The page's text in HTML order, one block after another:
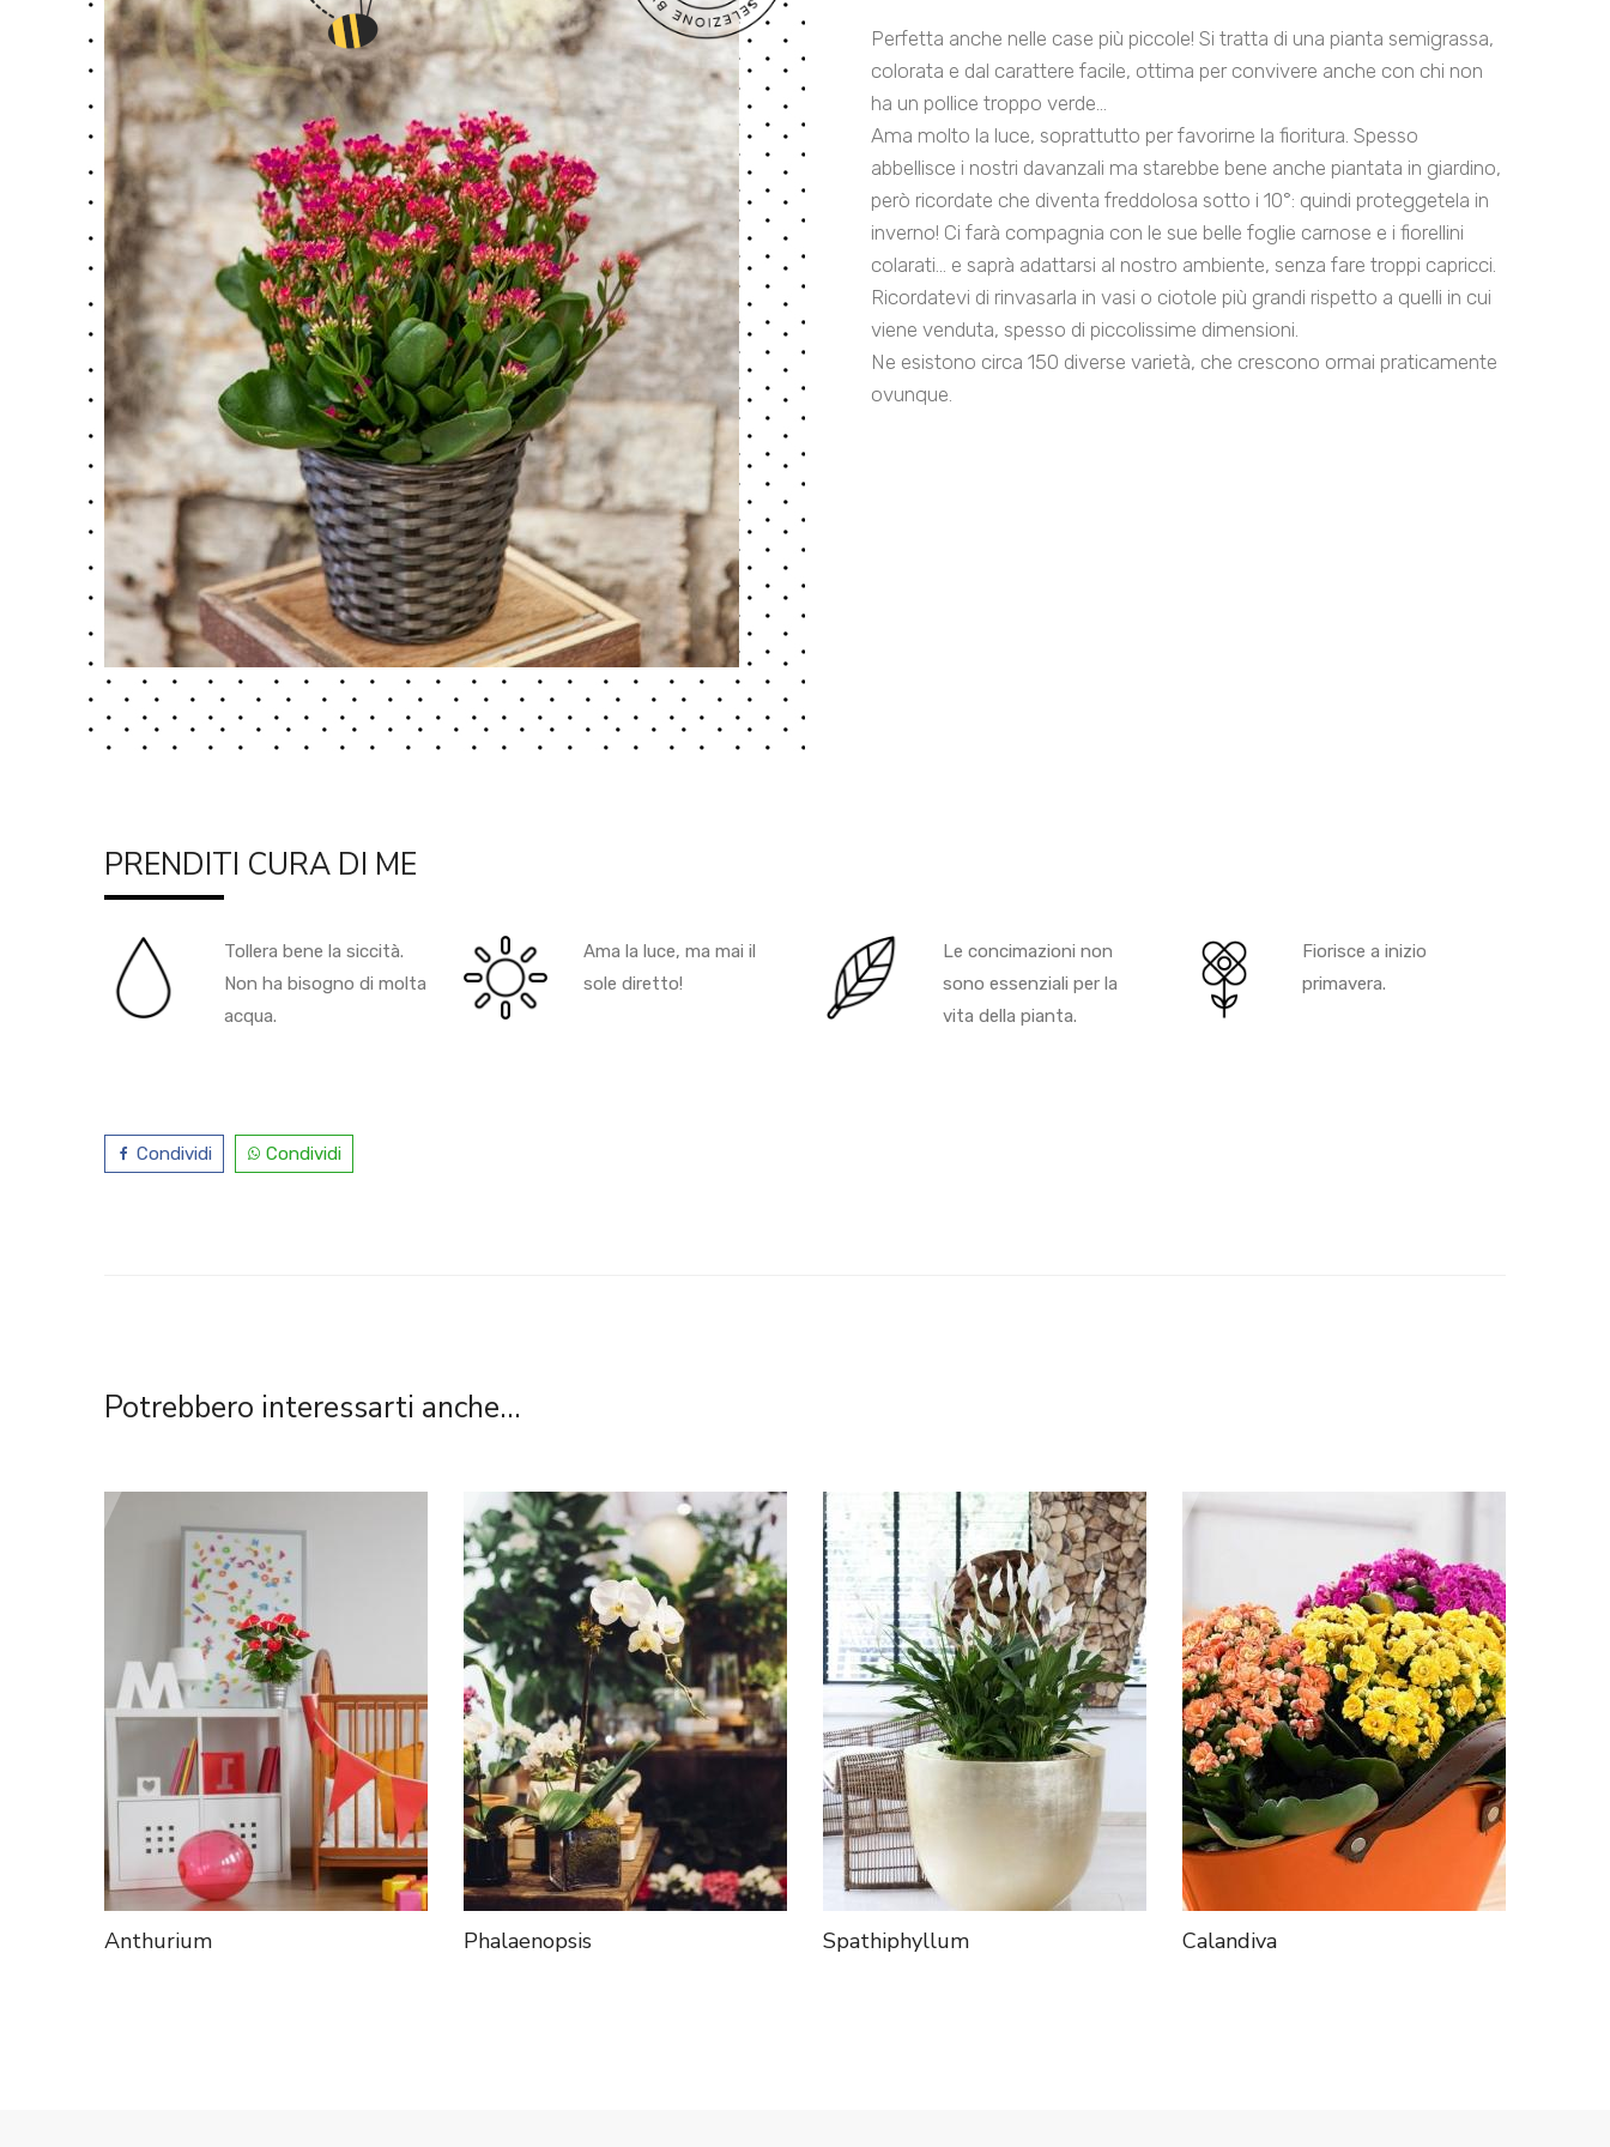
Perfetta anche nelle case più piccole! Si tratta di una pianta semigrassa,
colorata e dal carattere facile, ottima per convivere anche con chi non
ha un pollice troppo verde...
Ama molto la luce, soprattutto per favorirne la fioritura. Spesso
abbellisce i nostri davanzali ma starebbe bene anche piantata in giardino,
però ricordate che diventa freddolosa sotto i 10°: quindi proteggetela in
inverno! Ci farà compagnia con le sue belle foglie carnose e i fiorellini
colarati... e saprà adattarsi al nostro ambiente, senza fare troppi capricci.
Ricordatevi di rinvasarla in vasi o ciotole più grandi rispetto a quelli in cui
viene venduta, spesso di piccolissime dimensioni.
Ne esistono circa 150 diverse varietà, che crescono ormai praticamente
ovunque.
PRENDITI CURA DI ME
Tollera bene la siccità.
Non ha bisogno di molta
acqua.
Ama la luce, ma mai il
sole diretto!
Le concimazioni non
sono essenziali per la
vita della pianta.
Fiorisce a inizio
primavera.
Condividi Condividi
Potrebbero interessarti anche...
Anthurium Phalaenopsis Spathiphyllum Calandiva